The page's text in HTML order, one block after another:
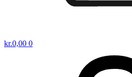
kr.0,00 0